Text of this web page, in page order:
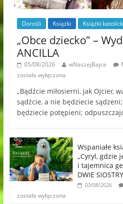
Dorośli Książki Książki
„Obce dziecko” –
ANCILLA
05/08/2026 wNaszejBajce
została wyłączona
„Bądźcie miłosierni, jak Ojciec
sądźcie, a nie będziecie
będziecie potępieni;
Wspaniałe
„Cyryl, gdzie
i tajemnica
DWIE SIOSTRY
03/08/2026
została wyłączona